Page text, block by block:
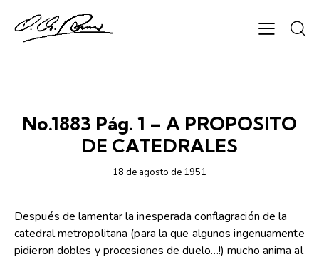
No.1883 Pág. 1 – A PROPOSITO
DE CATEDRALES
18 de agosto de 1951
Después de lamentar la inesperada conflagración de la
catedral metropolitana (para la que algunos ingenuamente
pidieron dobles y procesiones de duelo…!) mucho anima al